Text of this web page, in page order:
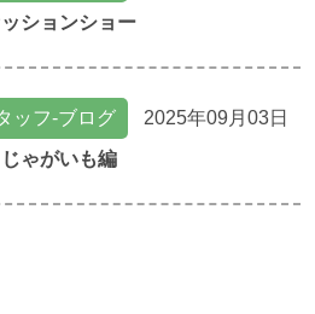
ションショー
ッフ-ブログ
2025年09月03日
ゃがいも編